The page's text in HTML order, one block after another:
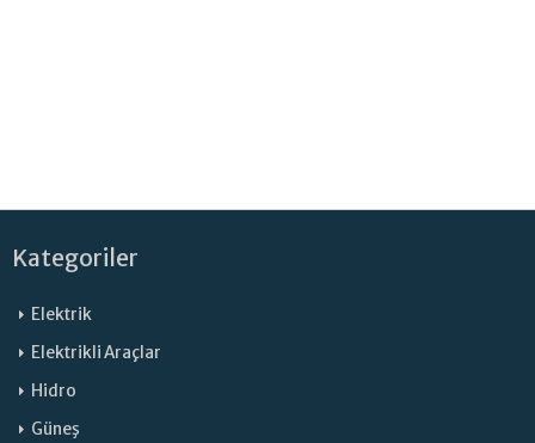
Kategoriler
Elektrik
Elektrikli Araçlar
Hidro
Güneş